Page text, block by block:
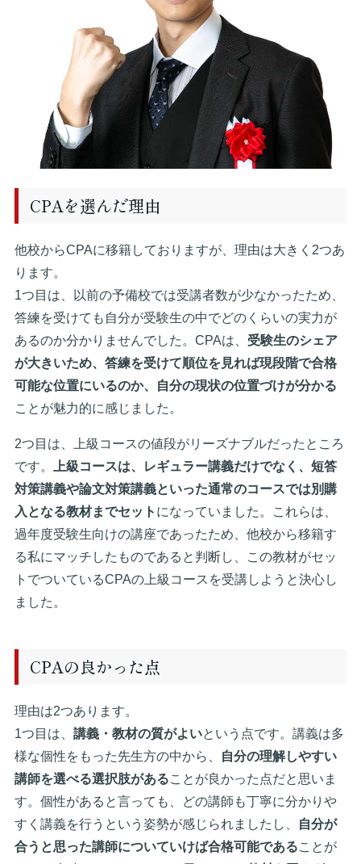
CPAを選んだ理由
他校からCPAに移籍しておりますが、理由は大きく2つあ
ります。
1つ目は、以前の予備校では受講者数が少なかったため、
答練を受けても自分が受験生の中でどのくらいの実力が
あるのか分かりませんでした。CPAは、 受験生のシェア
が大きいため、答練を受けて順位を見れば現段階で合格
可能な位置にいるのか、自分の現状の位置づけが分かる
ことが魅力的に感じました。
2つ目は、上級コースの値段がリーズナブルだったところ
です。
上級コースは、レギュラー講義だけでなく、短答
対策講義や論文対策講義といった通常のコースでは別購
入となる教材までセット になっていました。これらは、
過年度受験生向けの講座であったため、他校から移籍す
る私にマッチしたものであると判断し、この教材がセッ
トでついているCPAの上級コースを受講しようと決心し
ました。
CPAの良かった点
理由は2つあります。
1つ目は、 講義・教材の質がよいという点です。講義は多
様な個性をもった先生方の中から、
自分の理解しやすい
講師を選べる選択肢があることが良かった点だと思いま
す。個性があると言っても、どの講師も丁寧に分かりや
すく講義を行うという姿勢が感じられましたし、
自分が
合うと思った講師についていけば合格可能であることが